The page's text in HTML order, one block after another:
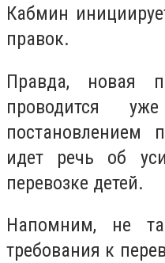
Кабмин
правок.
Правда, новая
проводится
постановлением
идет речь об
перевозке детей.
Напомним, не
требования к